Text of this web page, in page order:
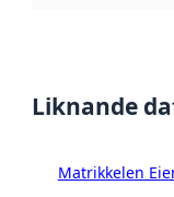
Liknande
Matrikkelen